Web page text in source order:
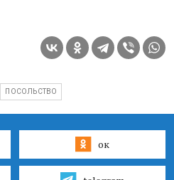
ПОСОЛЬСТВО
ок